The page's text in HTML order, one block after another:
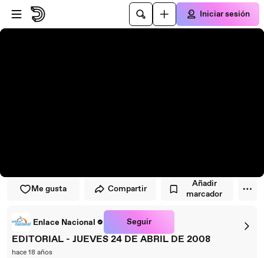
Saltar al reproductor
Saltar al contenido principal
Iniciar sesión
Me gusta Compartir
Añadir
marcador
Enlace Nacional Seguir
EDITORIAL - JUEVES 24 DE ABRIL DE 2008
hace 18 años